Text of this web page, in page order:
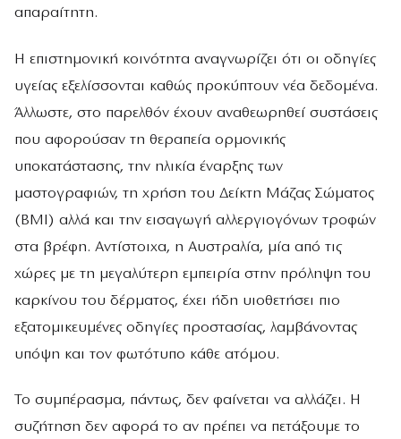
απαραίτητη.
Η επιστημονική κοινότητα αναγνωρίζει ότι οι οδηγίες
υγείας εξελίσσονται καθώς προκύπτουν νέα δεδομένα.
Άλλωστε, στο παρελθόν έχουν αναθεωρηθεί συστάσεις
που αφορούσαν τη θεραπεία ορμονικής
υποκατάστασης, την ηλικία έναρξης των
μαστογραφιών, τη χρήση του Δείκτη Μάζας Σώματος
(BMI) αλλά και την εισαγωγή αλλεργιογόνων τροφών
στα βρέφη. Αντίστοιχα, η Αυστραλία, μία από τις
χώρες με τη μεγαλύτερη εμπειρία στην πρόληψη του
καρκίνου του δέρματος, έχει ήδη υιοθετήσει πιο
εξατομικευμένες οδηγίες προστασίας, λαμβάνοντας
υπόψη και τον φωτότυπο κάθε ατόμου.
Το συμπέρασμα, πάντως, δεν φαίνεται να αλλάζει. Η
συζήτηση δεν αφορά το αν πρέπει να πετάξουμε το